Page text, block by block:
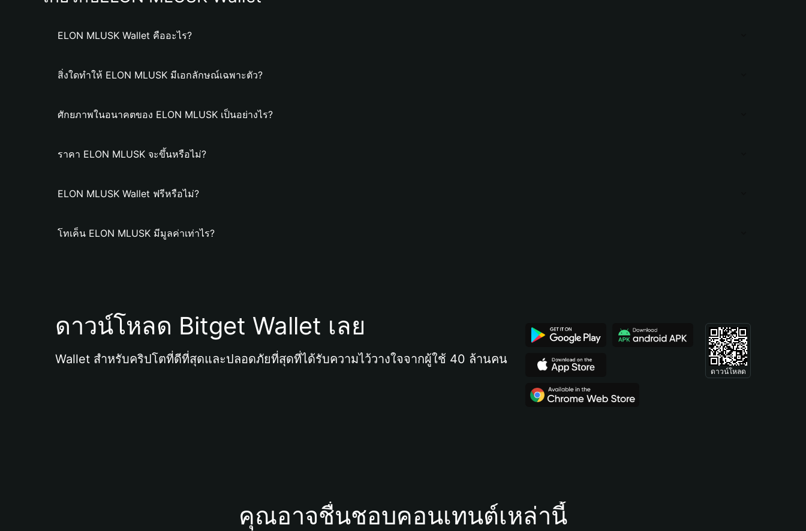
ELON MLUSK Wallet คืออะไร?
สิ่งใดทำให้ ELON MLUSK มีเอกลักษณ์เฉพาะตัว?
ศักยภาพในอนาคตของ ELON MLUSK เป็นอย่างไร?
ราคา ELON MLUSK จะขึ้นหรือไม่?
ELON MLUSK Wallet ฟรีหรือไม่?
โทเค็น ELON MLUSK มีมูลค่าเท่าไร?
ดาวน์โหลด Bitget Wallet เลย
Wallet สำหรับคริปโตที่ดีที่สุดและปลอดภัยที่สุดที่ได้รับความไว้วางใจจากผู้ใช้ 40 ล้านคน
ดาวน์โหลด
คุณอาจชื่นชอบคอนเทนต์เหล่านี้